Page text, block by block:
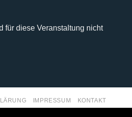
für diese Veranstaltung nicht
IMPRESSUM KONTAKT